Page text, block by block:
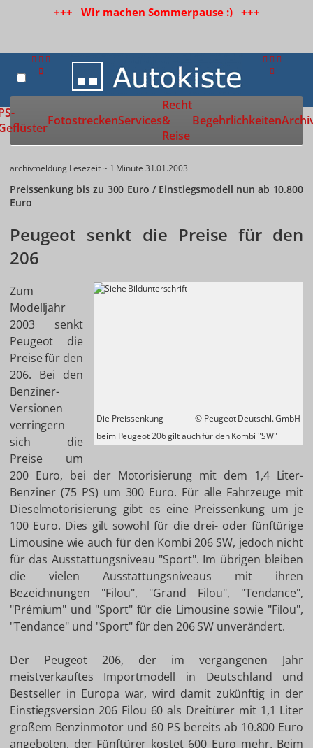
+++ Wir machen Sommerpause :) +++
Zur Startseite
FotostreckenServices
Recht
&
Reise
Begehrlichkeiten
archivmeldung Lesezeit ~ 1 Minute 31.01.2003
Preissenkung bis zu 300 Euro / Einstiegsmodell nun ab 10.800
Euro
Peugeot senkt die Preise für den
206
Die Preissenkung
© Peugeot Deutschl. GmbH
beim Peugeot 206 gilt auch für den Kombi "SW"
Zum
Modelljahr
2003 senkt
Peugeot die
Preise für den
206. Bei den
Benziner-
Versionen
verringern
sich die
Preise um
200 Euro, bei der Motorisierung mit dem 1,4 Liter-
Benziner (75 PS) um 300 Euro. Für alle Fahrzeuge mit
Dieselmotorisierung gibt es eine Preissenkung um je
100 Euro. Dies gilt sowohl für die drei- oder fünftürige
Limousine wie auch für den Kombi 206 SW, jedoch nicht
für das Ausstattungsniveau "Sport". Im übrigen bleiben
die vielen Ausstattungsniveaus mit ihren
Bezeichnungen "Filou", "Grand Filou", "Tendance",
"Prémium" und "Sport" für die Limousine sowie "Filou",
"Tendance" und "Sport" für den 206 SW unverändert.
Der Peugeot 206, der im vergangenen Jahr
meistverkauftes Importmodell in Deutschland und
Bestseller in Europa war, wird damit zukünftig in der
Einstiegsversion 206 Filou 60 als Dreitürer mit 1,1 Liter
großem Benzinmotor und 60 PS bereits ab 10.800 Euro
angeboten, der Fünftürer kostet 600 Euro mehr. Beim